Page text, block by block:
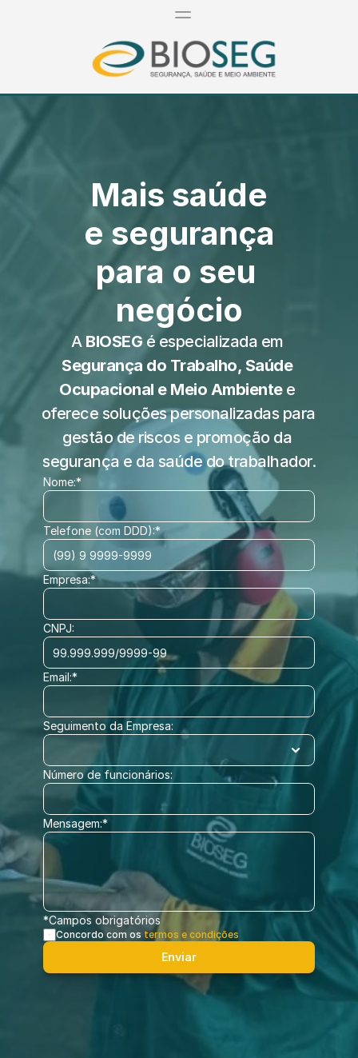
Mais saúde
e segurança
para o seu
negócio
A BIOSEG
Segurança do Trabalho, Saúde
Ocupacional e Meio Ambiente e
oferece soluções personalizadas para
gestão de riscos e promoção da
segurança e da saúde do trabalhador.
Nome:*
Telefone (com DDD):*
Empresa:*
CNPJ:
Email:*
Seguimento da Empresa:
Número de funcionários:
Mensagem:*
*Campos obrigatórios
Concordo com os termos e condições
Enviar